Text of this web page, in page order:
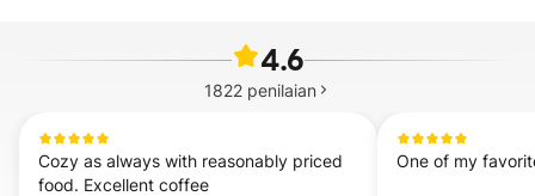
4.6
1822 penilaian
Cozy as always with reasonably priced
food. Excellent coffee
One of my